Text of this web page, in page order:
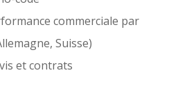
commerciale par
Suisse)
et contrats